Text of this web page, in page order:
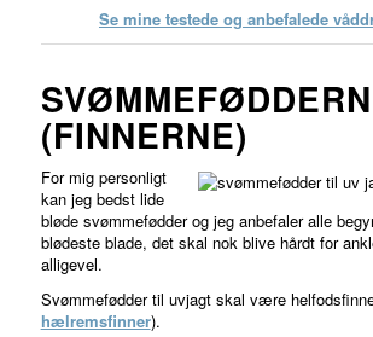
Se mine testede og anbefalede
(FINNERNE)
For mig personligt
kan jeg bedst lide
bløde svømmefødder og jeg anbefaler alle
blødeste blade, det skal nok blive hårdt for
alligevel.
Svømmefødder til uvjagt skal være
hælremsfinner).